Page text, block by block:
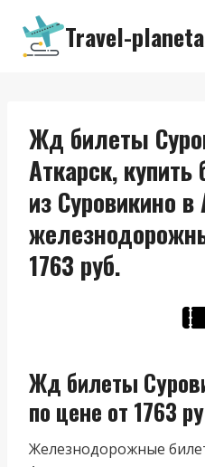
Перейти
содержимому
Travel-
Жд билеты
Аткарск,
из Суровикино
1763 руб.
Жд билеты
по цене от 1763
Железнодорожные